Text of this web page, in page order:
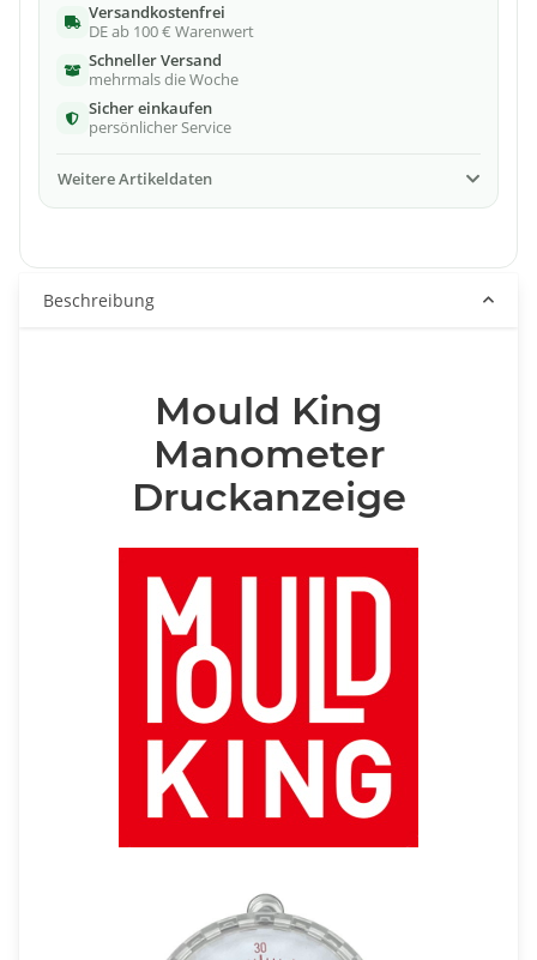
Versandkostenfrei
DE ab 100 € Warenwert
Schneller Versand
mehrmals die Woche
Sicher einkaufen
persönlicher Service
Weitere Artikeldaten
Beschreibung
Mould King
Manometer
Druckanzeige